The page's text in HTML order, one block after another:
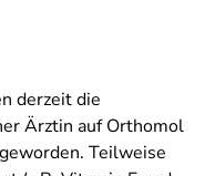
derzeit die
Ärztin auf Orthomol
Teilweise